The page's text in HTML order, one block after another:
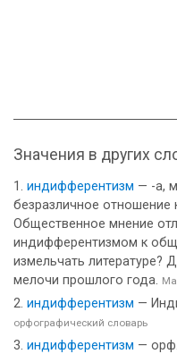
Значения в других
индифферентизм — -а,
безразличное отношение
Общественное мнение
индифферентизмом к
измельчать литературе?
мелочи прошлого года.
индифферентизм —
орфографический словарь
индифферентизм —